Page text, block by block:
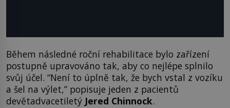
Během následné roční rehabilitace bylo zařízení
postupně upravováno tak, aby co nejlépe splnilo
svůj účel. “Není to úplně tak, že bych vstal z vozíku
a šel na výlet,” popisuje jeden z pacientů
devětadvacetiletý Jered Chinnock.